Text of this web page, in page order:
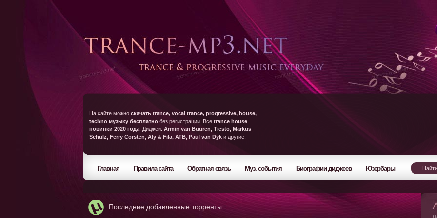
На сайте можно скачать trance, vocal trance, progressive, house,
techno музыку бесплатно без регистрации. Все trance house
новинки 2020 года . Диджеи: Armin van Buuren, Tiesto, Markus
Schulz, Ferry Corsten, Aly & Fila, ATB, Paul van Dyk и другие.
Главная Правила сайта Обратная связь Муз. события Биографии диджеев Юзербары
Последние добавленные торренты: